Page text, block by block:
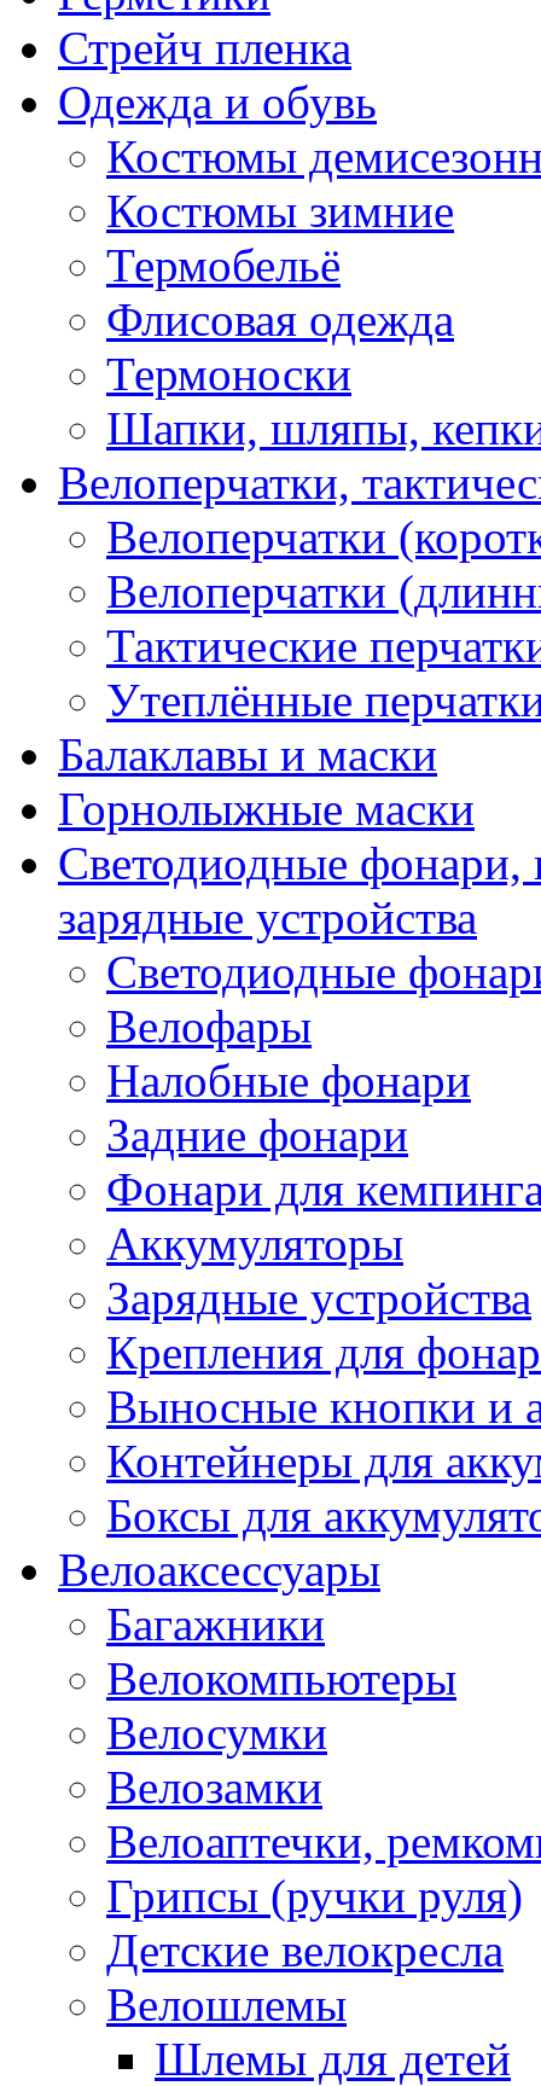
Стрейч пленка
Одежда и обувь
Костюмы
Костюмы зимние
Термобельё
Флисовая одежда
Термоноски
Шапки, шляпы,
Велоперчатки,
Велоперчатки
Велоперчатки
Тактические
Утеплённые
Балаклавы и маски
Горнолыжные маски
Светодиодные фонари,
зарядные устройства
Светодиодные
Велофары
Налобные фонари
Задние фонари
Фонари для
Аккумуляторы
Зарядные устройства
Крепления для
Выносные кнопки и
Контейнеры для
Боксы для
Велоаксессуары
Багажники
Велокомпьютеры
Велосумки
Велозамки
Велоаптечки,
Грипсы (ручки руля)
Детские велокресла
Велошлемы
Шлемы для детей